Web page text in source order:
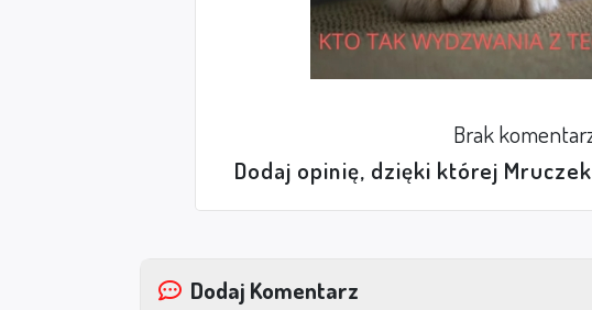
Brak
Dodaj opinię, dzięki której
Dodaj Komentarz